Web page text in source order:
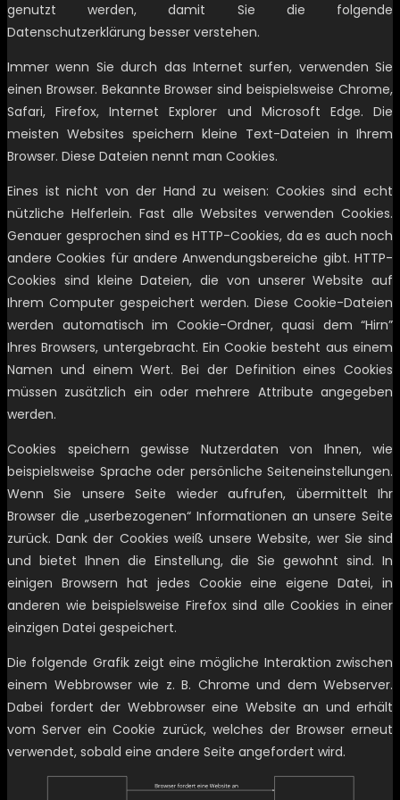
genutzt werden, damit Sie die folgende
Datenschutzerklärung besser verstehen.
Immer wenn Sie durch das Internet surfen, verwenden Sie
einen Browser. Bekannte Browser sind beispielsweise Chrome,
Safari, Firefox, Internet Explorer und Microsoft Edge. Die
meisten Websites speichern kleine Text-Dateien in Ihrem
Browser. Diese Dateien nennt man Cookies.
Eines ist nicht von der Hand zu weisen: Cookies sind echt
nützliche Helferlein. Fast alle Websites verwenden Cookies.
Genauer gesprochen sind es HTTP-Cookies, da es auch noch
andere Cookies für andere Anwendungsbereiche gibt. HTTP-
Cookies sind kleine Dateien, die von unserer Website auf
Ihrem Computer gespeichert werden. Diese Cookie-Dateien
werden automatisch im Cookie-Ordner, quasi dem “Hirn”
Ihres Browsers, untergebracht. Ein Cookie besteht aus einem
Namen und einem Wert. Bei der Definition eines Cookies
müssen zusätzlich ein oder mehrere Attribute angegeben
werden.
Cookies speichern gewisse Nutzerdaten von Ihnen, wie
beispielsweise Sprache oder persönliche Seiteneinstellungen.
Wenn Sie unsere Seite wieder aufrufen, übermittelt Ihr
Browser die „userbezogenen“ Informationen an unsere Seite
zurück. Dank der Cookies weiß unsere Website, wer Sie sind
und bietet Ihnen die Einstellung, die Sie gewohnt sind. In
einigen Browsern hat jedes Cookie eine eigene Datei, in
anderen wie beispielsweise Firefox sind alle Cookies in einer
einzigen Datei gespeichert.
Die folgende Grafik zeigt eine mögliche Interaktion zwischen
einem Webbrowser wie z. B. Chrome und dem Webserver.
Dabei fordert der Webbrowser eine Website an und erhält
vom Server ein Cookie zurück, welches der Browser erneut
verwendet, sobald eine andere Seite angefordert wird.